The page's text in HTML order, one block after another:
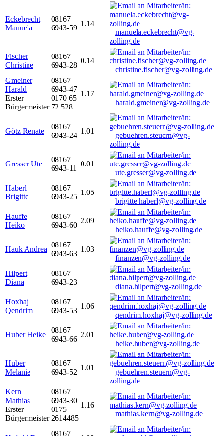
Eckebrecht
Manuela
08167
6943-59
1.14
manuela.eckebrecht@vg-
zolling.de
Fischer
Christine
08167
6943-28
0.14
christine.fischer@vg-zolling.de
Gmeiner
Harald
Erster
Bürgermeister
08167
6943-47
0170 65
72 528
1.17
harald.gmeiner@vg-zolling.de
Götz Renate
08167
6943-24
1.01
gebuehren.steuern@vg-
zolling.de
Gresser Ute
08167
6943-11
0.01
ute.gresser@vg-zolling.de
Haberl
Brigitte
08167
6943-25
1.05
brigitte.haberl@vg-zolling.de
Hauffe
Heiko
08167
6943-60
2.09
heiko.hauffe@vg-zolling.de
Hauk Andrea
08167
6943-63
1.03
finanzen@vg-zolling.de
Hilpert
Diana
08167
6943-23
diana.hilpert@vg-zolling.de
Hoxhaj
Qendrim
08167
6943-53
1.06
qendrim.hoxhaj@vg-zolling.de
Huber Heike
08167
6943-66
2.01
heike.huber@vg-zolling.de
Huber
Melanie
08167
6943-52
1.01
gebuehren.steuern@vg-
zolling.de
Kern
Mathias
Erster
Bürgermeister
08167
6943-30
0175
2614485
1.16
mathias.kern@vg-zolling.de
08167